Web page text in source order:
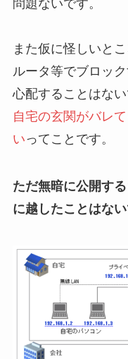
問題ないです。
また仮に怪しいと
ルータ等でブロッ
心配することはない
自宅の玄関がバレ
いってことです。
ただ無暗に公開す
に越したことはな